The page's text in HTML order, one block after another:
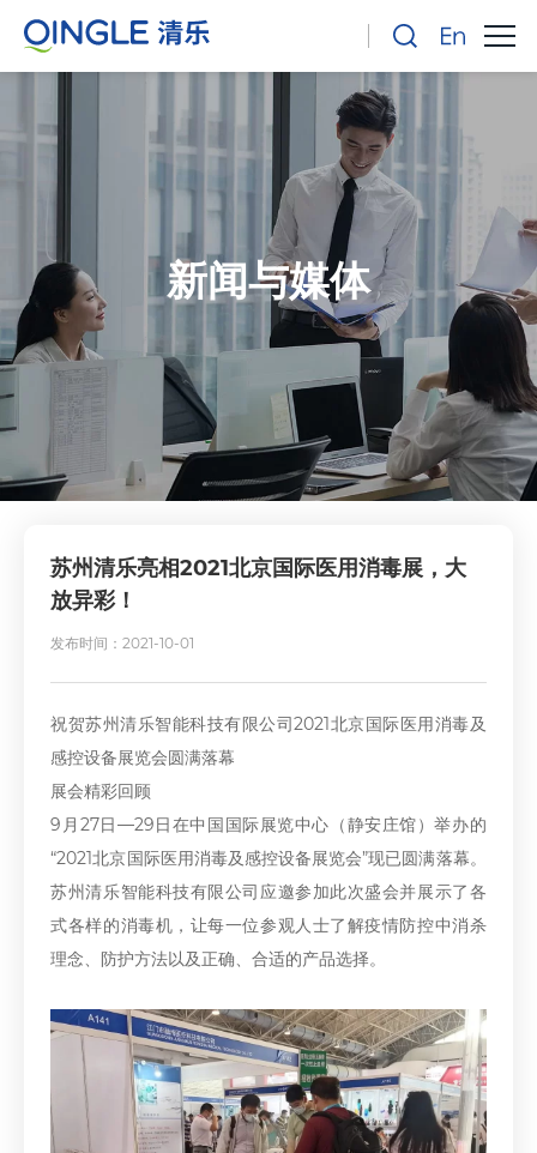
新闻与媒体
苏州清乐亮相2021北京国际医用消毒展，大
放异彩！
发布时间：2021-10-01
祝贺苏州清乐智能科技有限公司2021北京国际医用消毒及
感控设备展览会圆满落幕
展会精彩回顾
9月27日—29日在中国国际展览中心（静安庄馆）举办的
“2021北京国际医用消毒及感控设备展览会”现已圆满落幕。
苏州清乐智能科技有限公司应邀参加此次盛会并展示了各
式各样的消毒机，让每一位参观人士了解疫情防控中消杀
理念、防护方法以及正确、合适的产品选择。